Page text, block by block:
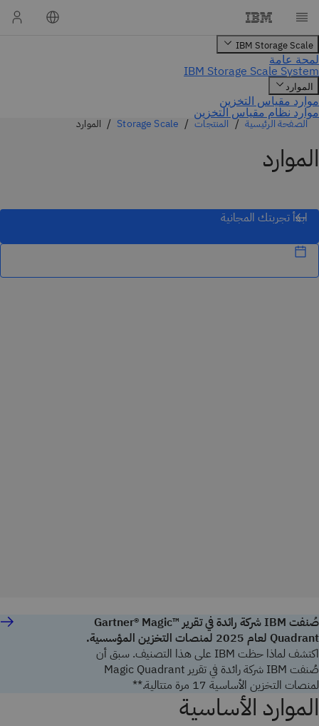
الصفحة الرئيسية المنتجات Storage Scale الموارد
الموارد
ابدأ تجربتك المجانية
صُنفت IBM شركة رائدة في تقرير ™Gartner® Magic
Quadrant لعام 2025 لمنصات التخزين المؤسسية.
اكتشف لماذا حظت IBM على هذا التصنيف. سبق أن
صُنفت IBM شركة رائدة في تقرير Magic Quadrant
لمنصات التخزين الأساسية 17 مرة متتالية.**
الموارد الأساسية